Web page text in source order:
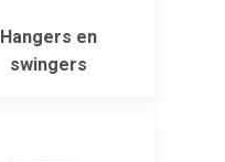
Hangers en
swingers